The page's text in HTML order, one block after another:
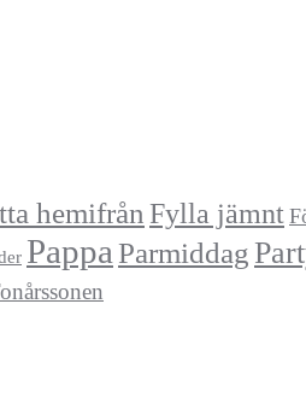
hemifrån Fylla jämnt
Pappa Parmiddag